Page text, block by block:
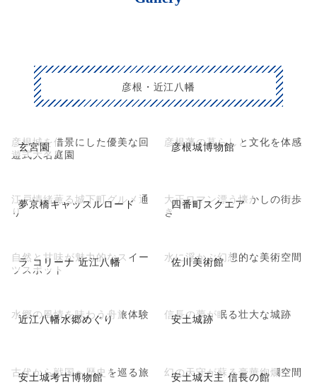
彦根・近江八幡
玄宮園
彦根城を借景にした優美な回
遊式大名庭園
彦根城博物館
彦根藩の暮らしと文化を体感
夢京橋キャッスルロード
江戸情緒薫る城下町グルメ通
り
四番町スクエア
大正ロマン漂う懐かしの街歩
き
ラ コリーナ 近江八幡
自然と甘味が魅力的なスイー
ツスポット
佐川美術館
水に浮かぶ幻想的な美術空間
近江八幡水郷めぐり
水郷の風情を味わう舟旅体験 安土城跡
信長の夢が眠る壮大な城跡
安土城考古博物館
古代から戦国へ歴史を巡る旅 安土城天主 信長の館
幻の天守が蘇る豪華絢爛空間